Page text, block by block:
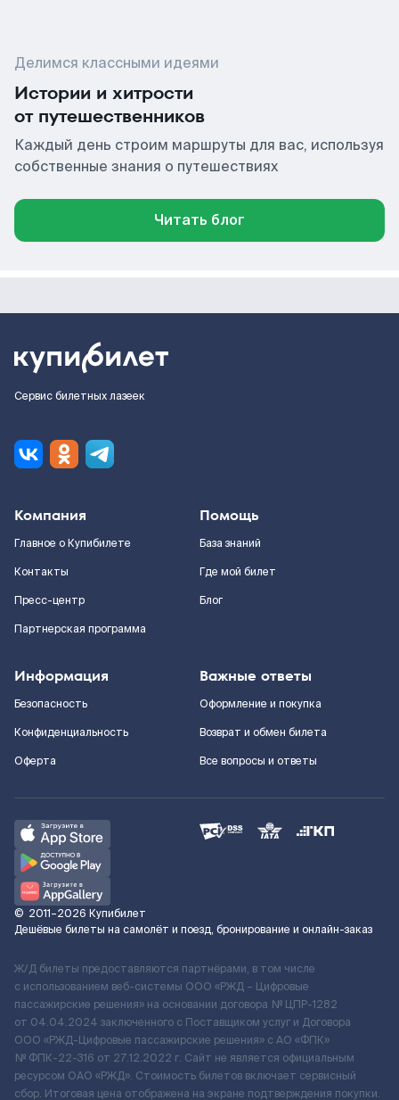
Делимся классными идеями
Истории и хитрости
от путешественников
Каждый день строим маршруты для вас, используя
собственные знания о путешествиях
Читать блог
Сервис билетных лазеек
Компания
Главное о Купибилете
Контакты
Пресс-центр
Партнерская программа
Помощь
База знаний
Где мой билет
Блог
Информация
Безопасность
Конфиденциальность
Оферта
Важные ответы
Оформление и покупка
Возврат и обмен билета
Все вопросы и ответы
© 2011–2026 Купибилет
Дешёвые билеты на самолёт и поезд, бронирование и онлайн-заказ
Ж/Д билеты предоставляются партнёрами, в том числе
с использованием веб-системы ООО «РЖД – Цифровые
пассажирские решения» на основании договора № ЦПР-1282
от 04.04.2024 заключенного с Поставщиком услуг и Договора
ООО «РЖД-Цифровые пассажирские решения» c АО «ФПК»
№ ФПК-22-316 от 27.12.2022 г. Сайт не является официальным
ресурсом ОАО «РЖД». Стоимость билетов включает сервисный
сбор. Итоговая цена отображена на экране подтверждения покупки.